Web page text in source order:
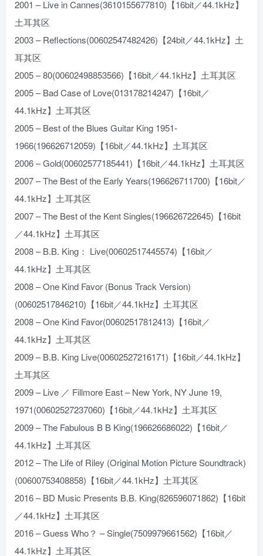
2001 – Live in Cannes(3610155677810)【16bit／44.1kHz】
土耳其区
2003 – Reflections(00602547482426)【24bit／44.1kHz】土
耳其区
2005 – 80(00602498853566)【16bit／44.1kHz】土耳其区
2005 – Bad Case of Love(013178214247)【16bit／
44.1kHz】土耳其区
2005 – Best of the Blues Guitar King 1951-
1966(196626712059)【16bit／44.1kHz】土耳其区
2006 – Gold(00602577185441)【16bit／44.1kHz】土耳其区
2007 – The Best of the Early Years(196626711700)【16bit／
44.1kHz】土耳其区
2007 – The Best of the Kent Singles(196626722645)【16bit
／44.1kHz】土耳其区
2008 – B.B. King： Live(00602517445574)【16bit／
44.1kHz】土耳其区
2008 – One Kind Favor (Bonus Track Version)
(00602517846210)【16bit／44.1kHz】土耳其区
2008 – One Kind Favor(00602517812413)【16bit／
44.1kHz】土耳其区
2009 – B.B. King Live(00602527216171)【16bit／44.1kHz】
土耳其区
2009 – Live ／ Fillmore East – New York, NY June 19,
1971(00602527237060)【16bit／44.1kHz】土耳其区
2009 – The Fabulous B B King(196626686022)【16bit／
44.1kHz】土耳其区
2012 – The Life of Riley (Original Motion Picture Soundtrack)
(00600753408858)【16bit／44.1kHz】土耳其区
2016 – BD Music Presents B.B. King(826596071862)【16bit
／44.1kHz】土耳其区
2016 – Guess Who？ – Single(7509979661562)【16bit／
44.1kHz】土耳其区